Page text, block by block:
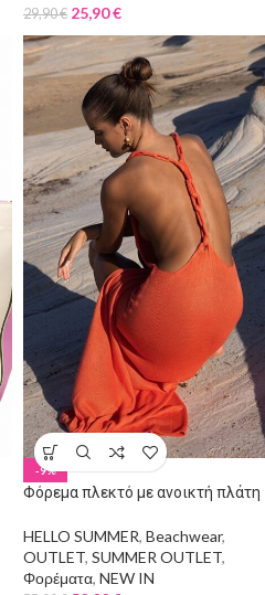
29,90€ 25,90€
-9%
Φόρεμα πλεκτό με ανοικτή πλάτη
HELLO SUMMER, Beachwear,
OUTLET, SUMMER OUTLET,
Φορέματα, NEW IN